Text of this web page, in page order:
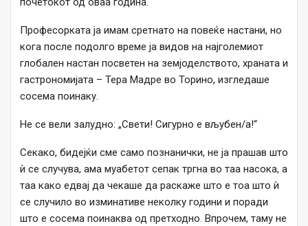
Професорката ја имам сретнато на повеќе настани, но
кога после подолго време ја видов на најголемиот
глобален настан посветен на земјоделството, храната и
гастрономијата – Тера Мадре во Торино, изгледаше
сосема поинаку.
Не се вели залудно: „Свети! Сигурно e вљубен/а!“
Секако, бидејќи сме само познанички, не ја прашав што
ѝ се случува, ама муабетот сепак тргна во таа насока, а
таа како едвај да чекаше да раскаже што е тоа што ѝ
се случило во изминативе неколку години и поради
што е сосема поинаква од претходно. Впрочем, таму не